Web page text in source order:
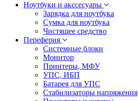
Ноутбуки и акссесуары
Зарядка для ноутбука
Сумка для ноутбука
Чистящее средство
Переферия
Системные блоки
Монитор
Принтеры, МФУ
УПС, ИБП
Батарея для УПС
Стабилизаторы напряжения